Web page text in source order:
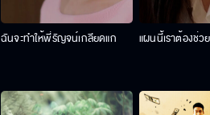
ฉันจะทำให้พี่รัญจน์เกลียดแก แผนนี้เราต้องช่ว